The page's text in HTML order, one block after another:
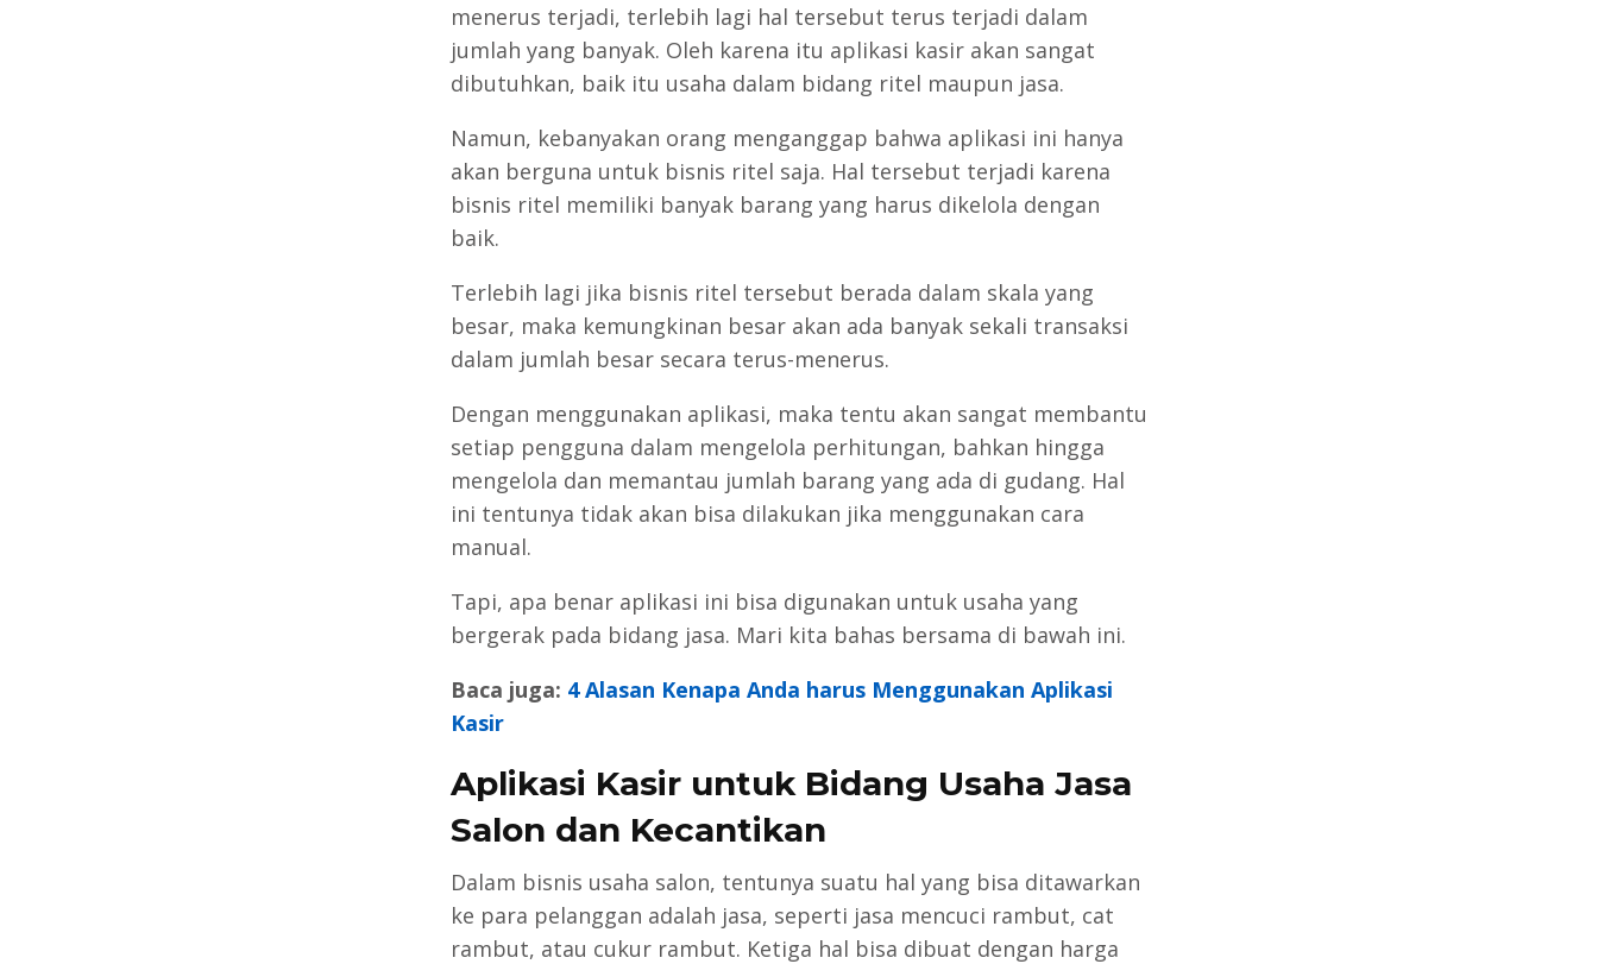
menerus terjadi, terlebih lagi hal tersebut terus terjadi dalam
jumlah yang banyak. Oleh karena itu aplikasi kasir akan sangat
dibutuhkan, baik itu usaha dalam bidang ritel maupun jasa.
Namun, kebanyakan orang menganggap bahwa aplikasi ini hanya
akan berguna untuk bisnis ritel saja. Hal tersebut terjadi karena
bisnis ritel memiliki banyak barang yang harus dikelola dengan
baik.
Terlebih lagi jika bisnis ritel tersebut berada dalam skala yang
besar, maka kemungkinan besar akan ada banyak sekali transaksi
dalam jumlah besar secara terus-menerus.
Dengan menggunakan aplikasi, maka tentu akan sangat membantu
setiap pengguna dalam mengelola perhitungan, bahkan hingga
mengelola dan memantau jumlah barang yang ada di gudang. Hal
ini tentunya tidak akan bisa dilakukan jika menggunakan cara
manual.
Tapi, apa benar aplikasi ini bisa digunakan untuk usaha yang
bergerak pada bidang jasa. Mari kita bahas bersama di bawah ini.
Baca juga: 4 Alasan Kenapa Anda harus Menggunakan Aplikasi
Kasir
Aplikasi Kasir untuk Bidang Usaha Jasa
Salon dan Kecantikan
Dalam bisnis usaha salon, tentunya suatu hal yang bisa ditawarkan
ke para pelanggan adalah jasa, seperti jasa mencuci rambut, cat
rambut, atau cukur rambut. Ketiga hal bisa dibuat dengan harga